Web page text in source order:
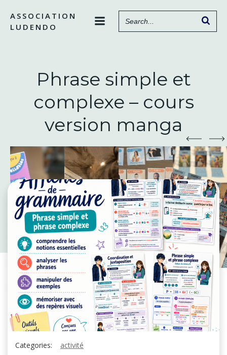
contenu
ASSOCIATION
LUDENDO
Phrase simple et
complexe – cours
version manga
Categories:
activité